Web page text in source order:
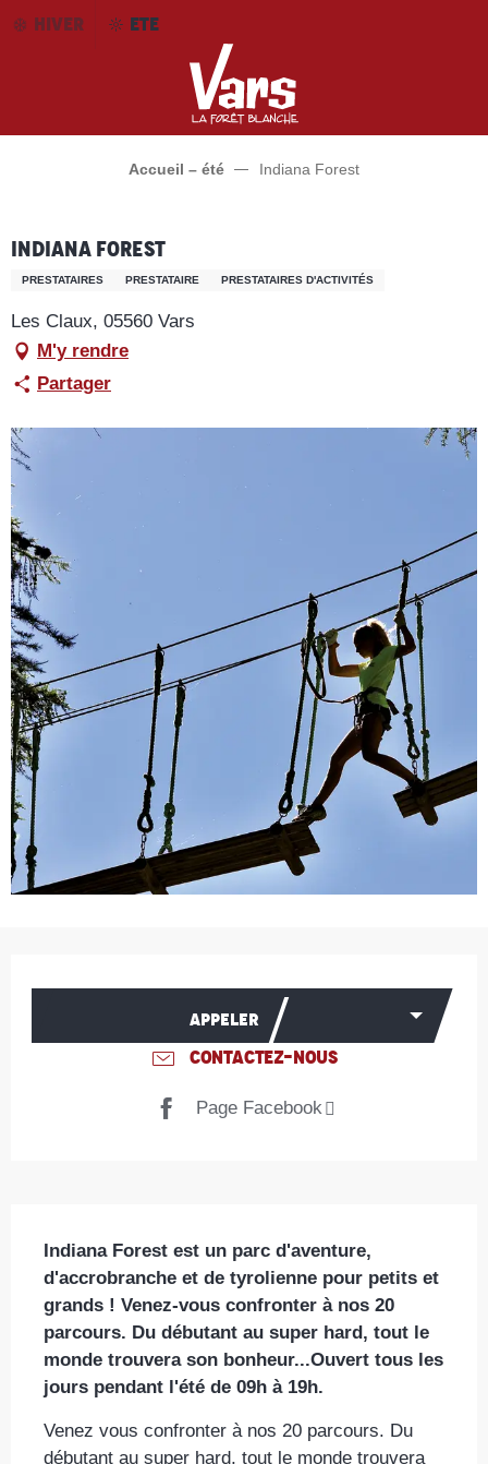
AllerHIVER ETE
Accueil – été Indiana Forest
Indiana Forest
PRESTATAIRES PRESTATAIRE PRESTATAIRES D'ACTIVITÉS
Les Claux, 05560 Vars
M'y rendre
Partager
APPELER
CONTACTEZ-NOUS
Page Facebook
Indiana Forest est un parc d'aventure,
d'accrobranche et de tyrolienne pour petits et
grands ! Venez-vous confronter à nos 20
parcours. Du débutant au super hard, tout le
monde trouvera son bonheur...Ouvert tous les
jours pendant l'été de 09h à 19h.
Venez vous confronter à nos 20 parcours. Du
débutant au super hard, tout le monde trouvera